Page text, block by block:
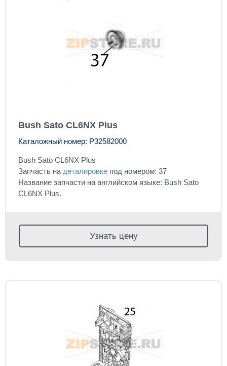
Bush Sato CL6NX Plus
Каталожный номер: P32582000
Bush Sato CL6NX Plus
Запчасть на деталировке под номером: 37
Название запчасти на английском языке: Bush Sato
CL6NX Plus.
Узнать цену